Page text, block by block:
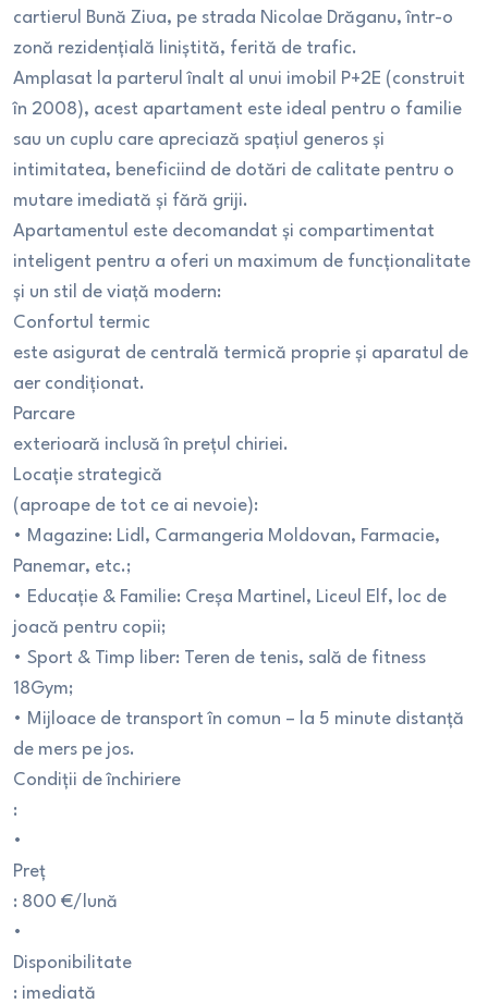
cartierul Bună Ziua, pe strada Nicolae Drăganu, într-o
zonă rezidențială liniștită, ferită de trafic.
Amplasat la parterul înalt al unui imobil P+2E (construit
în 2008), acest apartament este ideal pentru o familie
sau un cuplu care apreciază spațiul generos și
intimitatea, beneficiind de dotări de calitate pentru o
mutare imediată și fără griji.
Apartamentul este decomandat și compartimentat
inteligent pentru a oferi un maximum de funcționalitate
și un stil de viață modern:
Confortul termic
este asigurat de centrală termică proprie și aparatul de
aer condiționat.
Parcare
exterioară inclusă în prețul chiriei.
Locație strategică
(aproape de tot ce ai nevoie):
• Magazine: Lidl, Carmangeria Moldovan, Farmacie,
Panemar, etc.;
• Educație & Familie: Creșa Martinel, Liceul Elf, loc de
joacă pentru copii;
• Sport & Timp liber: Teren de tenis, sală de fitness
18Gym;
• Mijloace de transport în comun – la 5 minute distanță
de mers pe jos.
Condiții de închiriere
:
•
Preț
: 800 €/lună
•
Disponibilitate
: imediată